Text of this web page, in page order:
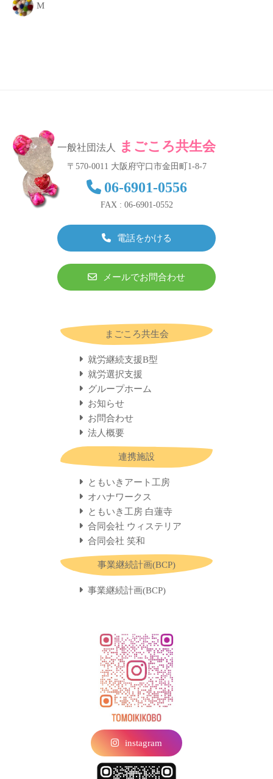
M
一般社団法人 まごころ共生会
〒570-0011 大阪府守口市金田町1-8-7
06-6901-0556
FAX : 06-6901-0552
電話をかける
メールでお問合わせ
まごころ共生会
就労継続支援B型
就労選択支援
グループホーム
お知らせ
お問合わせ
法人概要
連携施設
ともいきアート工房
オハナワークス
ともいき工房 白蓮寺
合同会社 ウィステリア
合同会社 笑和
事業継続計画(BCP)
事業継続計画(BCP)
instagram